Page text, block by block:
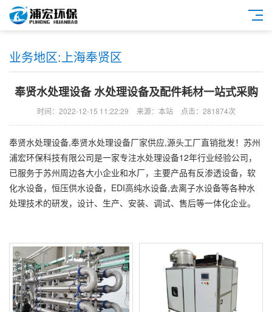
业务地区:上海奉贤区
奉贤水处理设备 水处理设备及配件耗材一站式采购
时间：2022-12-15 11:22:29 来源：本站 点击：281874次
奉贤水处理设备,奉贤水处理设备厂家供应,源头工厂直销批发！苏州
浦宏环保科技有限公司是一家专注水处理设备12年行业经验公司，
已服务于苏州周边各大小企业和水厂，主要产品有反渗透设备，软
化水设备，恒压供水设备，EDI高纯水设备,去离子水设备等各种水
处理技术的研发，设计、生产、安装、调试、售后等一体化企业。